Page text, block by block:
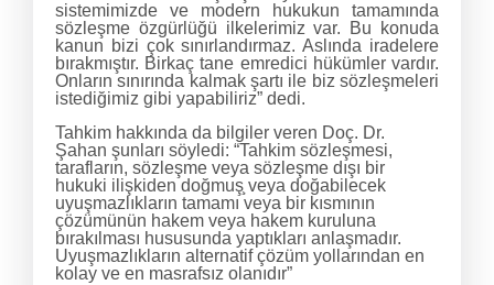
sistemimizde ve modern hukukun tamamında
sözleşme özgürlüğü ilkelerimiz var. Bu konuda
kanun bizi çok sınırlandırmaz. Aslında iradelere
bırakmıştır. Birkaç tane emredici hükümler vardır.
Onların sınırında kalmak şartı ile biz sözleşmeleri
istediğimiz gibi yapabiliriz” dedi.
Tahkim hakkında da bilgiler veren Doç. Dr.
Şahan şunları söyledi: “Tahkim sözleşmesi,
tarafların, sözleşme veya sözleşme dışı bir
hukuki ilişkiden doğmuş̧ veya doğabilecek
uyuşmazlıkların tamamı veya bir kısmının
çözümünün hakem veya hakem kuruluna
bırakılması hususunda yaptıkları anlaşmadır.
Uyuşmazlıkların alternatif çözüm yollarından en
kolay ve en masrafsız olanıdır”